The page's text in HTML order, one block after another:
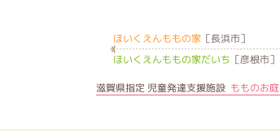
ほいくえんももの家
ほいくえんももの家 ［長浜市］
ほいくえんももの家だいち ［彦根市］
滋賀県指定 児童発達支援施設 もものお庭